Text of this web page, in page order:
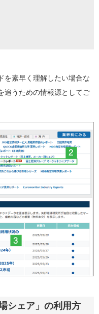
を素早く理解したい場合な
追うための情報源としてご
シェア」の利用方